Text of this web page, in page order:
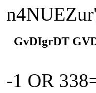
GvDIgrDT
-1 OR